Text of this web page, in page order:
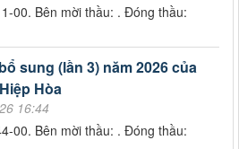
00. Bên mời thầu: . Đóng thầu:
sung (lần 3) năm 2026 của
Hòa
16:44
00. Bên mời thầu: . Đóng thầu: